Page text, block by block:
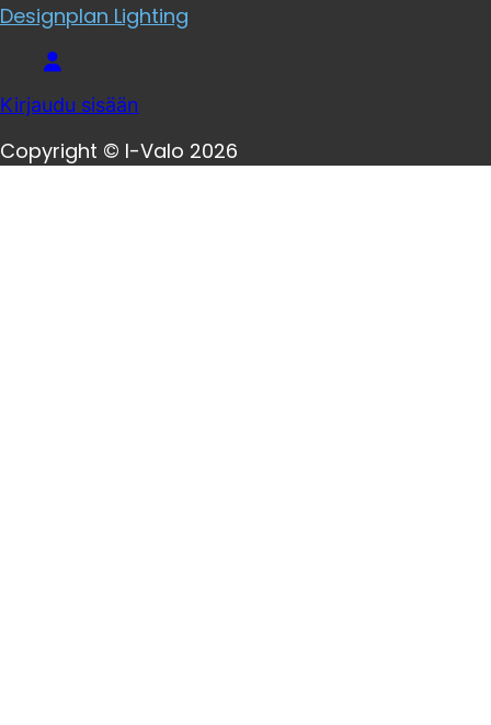
Designplan Lighting
Kirjaudu sisään
Copyright © I-Valo 2026